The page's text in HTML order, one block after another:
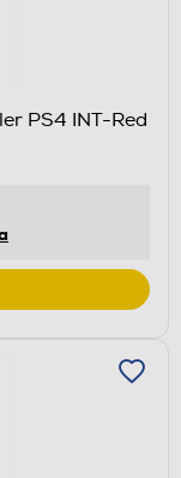
PS4 INT-Red